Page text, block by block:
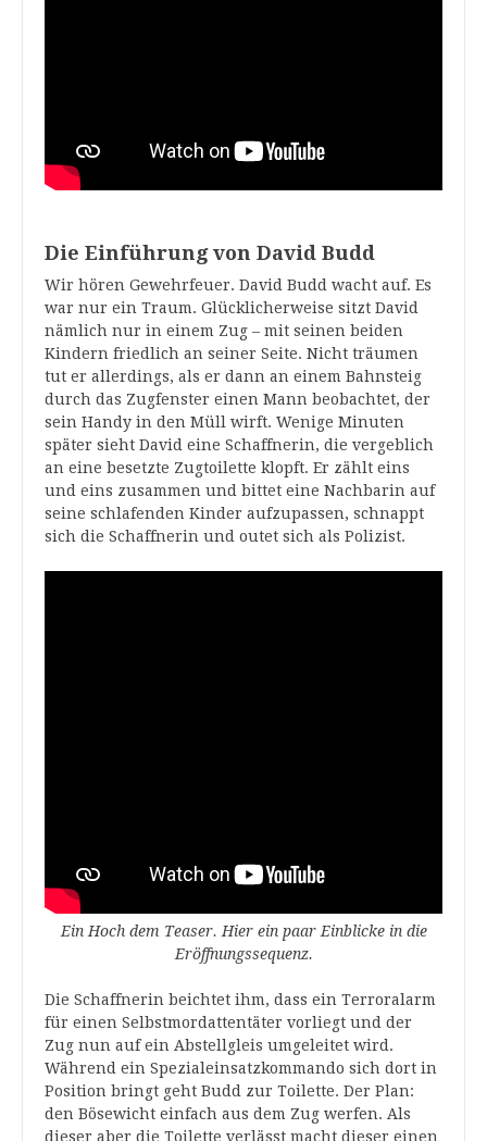
Die Einführung von David Budd
Wir hören Gewehrfeuer. David Budd wacht auf. Es
war nur ein Traum. Glücklicherweise sitzt David
nämlich nur in einem Zug – mit seinen beiden
Kindern friedlich an seiner Seite. Nicht träumen
tut er allerdings, als er dann an einem Bahnsteig
durch das Zugfenster einen Mann beobachtet, der
sein Handy in den Müll wirft. Wenige Minuten
später sieht David eine Schaffnerin, die vergeblich
an eine besetzte Zugtoilette klopft. Er zählt eins
und eins zusammen und bittet eine Nachbarin auf
seine schlafenden Kinder aufzupassen, schnappt
sich die Schaffnerin und outet sich als Polizist.
Ein Hoch dem Teaser. Hier ein paar Einblicke in die
Eröffnungssequenz.
Die Schaffnerin beichtet ihm, dass ein Terroralarm
für einen Selbstmordattentäter vorliegt und der
Zug nun auf ein Abstellgleis umgeleitet wird.
Während ein Spezialeinsatzkommando sich dort in
Position bringt geht Budd zur Toilette. Der Plan:
den Bösewicht einfach aus dem Zug werfen. Als
dieser aber die Toilette verlässt macht dieser einen